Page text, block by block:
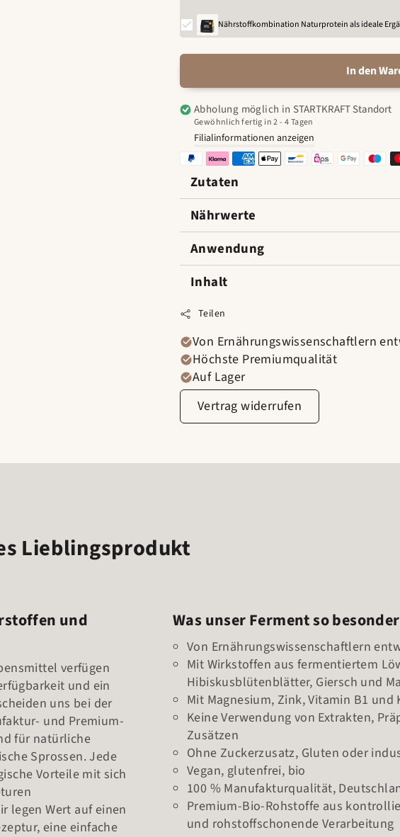
Nährstoffkombination Naturprotein als ideale
In den
Abholung möglich in STARTKRAFT Standort
Gewöhnlich fertig in 2 - 4 Tagen
Filialinformationen anzeigen
Zutaten
Nährwerte
Anwendung
Inhalt
Teilen
Von Ernährungswissenschaftlern
Höchste Premiumqualität
Auf Lager
Vertrag widerrufen
Lieblingsprodukt
und
verfügen
und ein
uns bei der
und Premium-
für natürliche
Sprossen. Jede
Vorteile mit sich
legen Wert auf einen
eine einfache
Was unser Ferment so
Von Ernährungswissenschaftlern
Mit Wirkstoffen aus fermentiertem
Hibiskusblütenblätter, Giersch und
Mit Magnesium, Zink, Vitamin B1
Keine Verwendung von Extrakten,
Zusätzen
Ohne Zuckerzusatz, Gluten oder
Vegan, glutenfrei, bio
100 % Manufakturqualität,
Premium-Bio-Rohstoffe aus
und rohstoffschonende Verarbeitung